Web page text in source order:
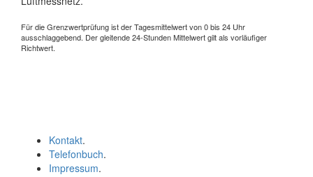
Für die Grenzwertprüfung ist der Tagesmittelwert von 0 bis 24 Uhr
ausschlaggebend. Der gleitende 24-Stunden Mittelwert gilt als vorläufiger
Richtwert.
Kontakt.
Telefonbuch.
Impressum.